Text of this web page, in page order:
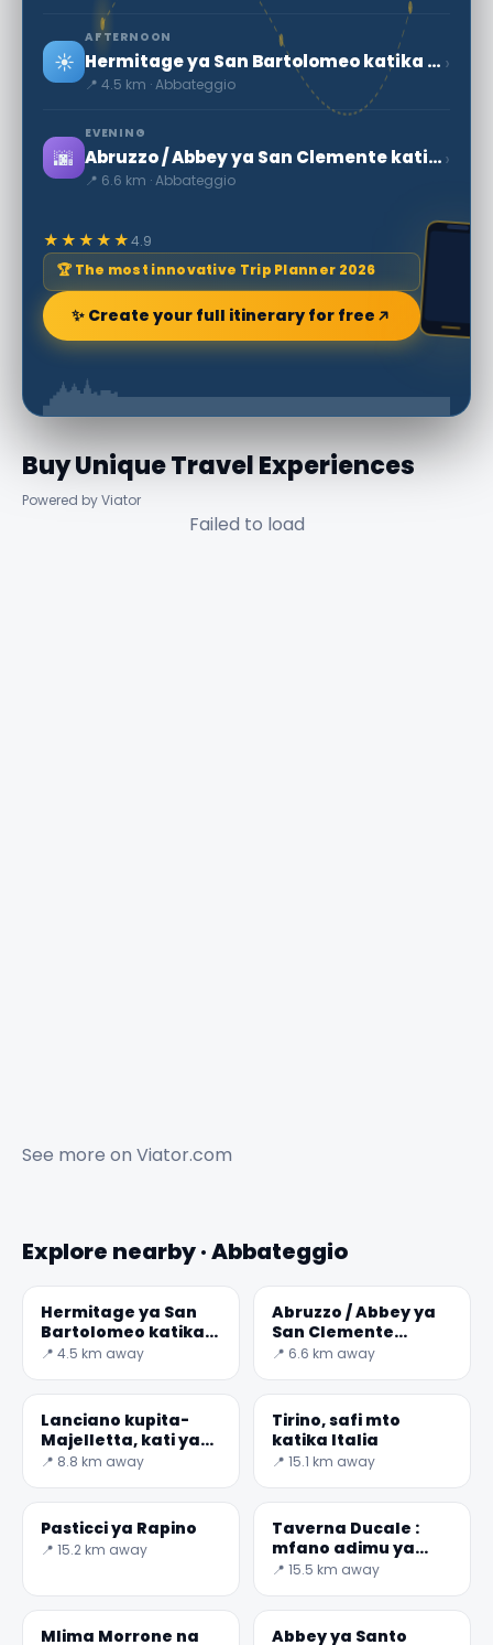
☀️
AFTERNOON
Hermitage ya San Bartolomeo katika Legio da Roccamorice
📍 4.5 km · Abbateggio
›
🌆
EVENING
Abruzzo / Abbey ya San Clemente katika Casauria
📍 6.6 km · Abbateggio
›
★★★★★4.9
🏆 The most innovative Trip Planner 2026
✨ Create your full itinerary for free
Buy Unique Travel Experiences
Powered by Viator
Failed to load
See more on Viator.com
Explore nearby · Abbateggio
Hermitage ya San
Bartolomeo katika
Legio da
📍 4.5 km away
Abruzzo / Abbey ya
San Clemente
katika Casauria
📍 6.6 km away
Lanciano kupita-
Majelletta, kati ya
bahari na milima
📍 8.8 km away
Tirino, safi mto
katika Italia
📍 15.1 km away
Pasticci ya Rapino
📍 15.2 km away
Taverna Ducale :
mfano adimu ya
usanifu medieval
📍 15.5 km away
Mlima Morrone na
Abbey ya Santo